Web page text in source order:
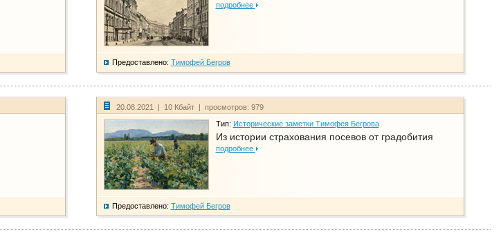
подробнее
Предоставлено: Тимофей Бегров
20.08.2021 | 10 Кбайт | просмотров: 979
Тип: Исторические заметки Тимофея Бегрова
Из истории страхования посевов от градобития
подробнее
Предоставлено: Тимофей Бегров